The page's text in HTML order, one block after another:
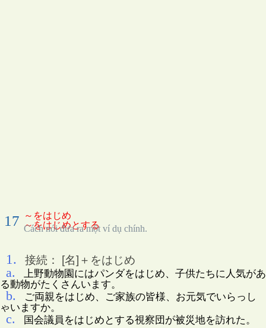
17
～をはじめ
～をはじめとする
Cách nói đưa ra một ví dụ chính.
1. 接続： [名]＋をはじめ
a.
上野動物園にはパンダをはじめ、子供たちに人気があ
る動物がたくさんいます。
b.
ご両親をはじめ、ご家族の皆様、お元気でいらっし
ゃいますか。
c. 国会議員をはじめとする視察団が被災地を訪れた。